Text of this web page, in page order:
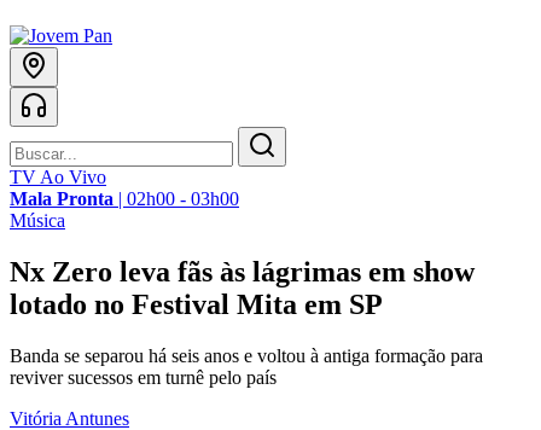
TV Ao Vivo
Mala Pronta | 02h00 - 03h00
Música
Nx Zero leva fãs às lágrimas em show
lotado no Festival Mita em SP
Banda se separou há seis anos e voltou à antiga formação para
reviver sucessos em turnê pelo país
Vitória Antunes